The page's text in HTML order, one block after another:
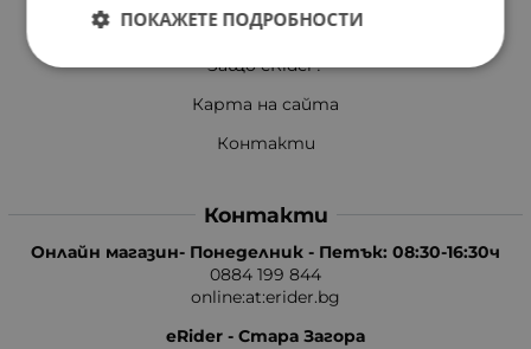
Отказ от сделка
Защо eRider?
Карта на сайта
Контакти
Контакти
Онлайн магазин- Понеделник - Петък: 08:30-16:30ч
0884 199 844
online:at:erider.bg
eRider - Стара Загора
ПОКАЖЕТЕ ПОДРОБНОСТИ